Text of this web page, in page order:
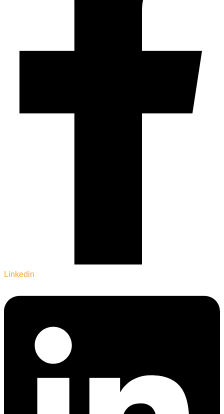
Linkedin